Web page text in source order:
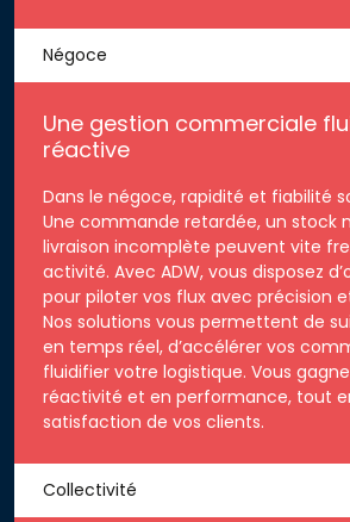
Négoce
Une gestion commerciale
réactive
Dans le négoce, rapidité et fiabilité
Une commande retardée, un stock
livraison incomplète peuvent vite
activité. Avec ADW, vous disposez
pour piloter vos flux avec précision
Nos solutions vous permettent de
en temps réel, d’accélérer vos
fluidifier votre logistique. Vous
réactivité et en performance, tout
satisfaction de vos clients.
Collectivité